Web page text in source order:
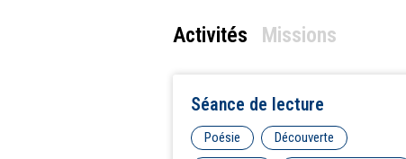
Activités Missions
Séance de lecture
Poésie
Découverte